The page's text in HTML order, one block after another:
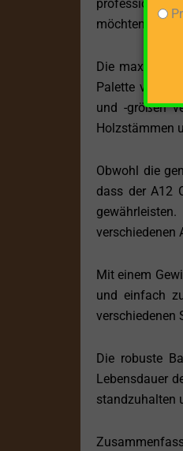
professionelle
möchten.
Die maximale
Palette von
und -größen
Holzstämmen
Obwohl die
dass der A12
verschiedenen
Mit einem
und einfach
verschiedenen
Die robuste
Lebensdauer
standzuhalten